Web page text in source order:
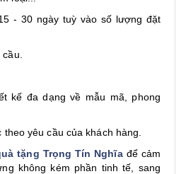
- 30 ngày tuỳ vào số lượng đặt
kế đa dạng về mẫu mã, phong
yêu cầu của khách hàng.
tặng Trọng Tín Nghĩađể cảm
không kém phần tinh tế, sang